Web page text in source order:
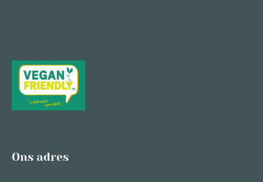
Ons adres